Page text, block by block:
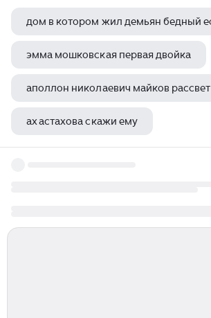
эмма мошковская первая двойка
аполлон николаевич майков рассвет
ах астахова скажи ему